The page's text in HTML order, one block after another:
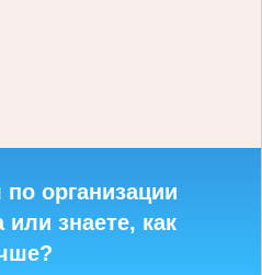
организации
или знаете, как